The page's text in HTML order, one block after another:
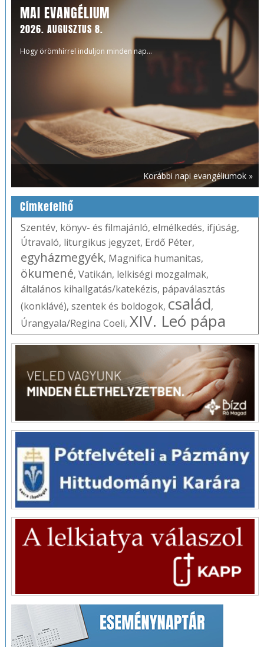
MAI EVANGÉLIUM
2026. AUGUSZTUS 8.
Hogy örömhírrel induljon minden nap...
Korábbi napi evangéliumok »
Címkefelhő
Szentév, könyv- és filmajánló, elmélkedés, ifjúság,
Útravaló, liturgikus jegyzet, Erdő Péter,
egyházmegyék, Magnifica humanitas,
ökumené, Vatikán, lelkiségi mozgalmak,
általános kihallgatás/katekézis, pápaválasztás
(konklávé), szentek és boldogok, család,
Úrangyala/Regina Coeli, XIV. Leó pápa